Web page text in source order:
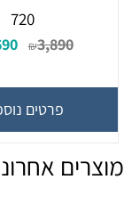
720
₪3,890
פרטים
מוצרים